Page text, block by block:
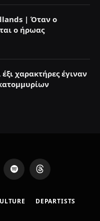
| Όταν ο
ο ήρωας
έξι χαρακτήρες έγιναν
S
t
T
e
DEPARTISTS